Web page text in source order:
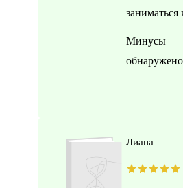
заниматься
Минусы
Лиана